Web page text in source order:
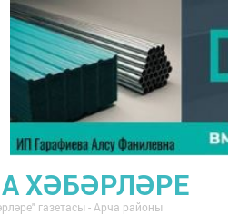
ХӘБӘРЛӘРЕ
газетасы - Арча районы